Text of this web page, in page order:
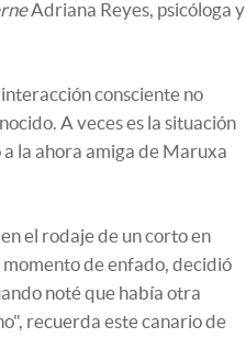
Adriana Reyes, psicóloga y
consciente no
A veces es la situación
la ahora amiga de Maruxa
el rodaje de un corto en
momento de enfado, decidió
noté que había otra
recuerda este canario de